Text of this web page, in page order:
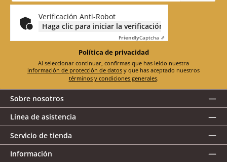
electrónico
Verificación Anti-Robot
Haga clic para iniciar la verificación
FriendlyCaptcha ⇗
Política de privacidad
información de protección de datos
términos y condiciones generales.
Sobre nosotros
Línea de asistencia
Servicio de tienda
Información